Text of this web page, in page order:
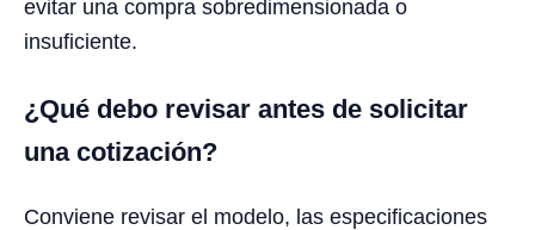
evitar una compra sobredimensionada o
insuficiente.
¿Qué debo revisar antes de solicitar
una cotización?
Conviene revisar el modelo, las especificaciones